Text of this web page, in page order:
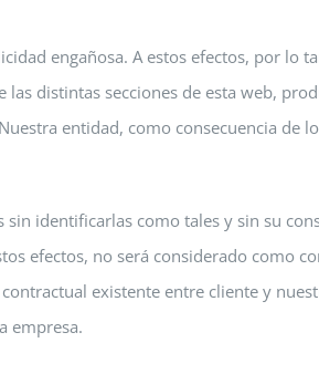
engañosa. A estos efectos, por lo
distintas secciones de esta web,
entidad, como consecuencia
identificarlas como tales y sin su
efectos, no será considerado como
existente entre cliente y
empresa.